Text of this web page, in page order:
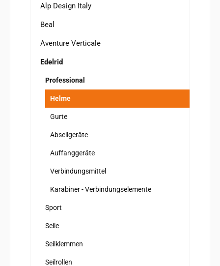
Alp Design Italy
Beal
Aventure Verticale
Edelrid
Professional
Helme
Gurte
Abseilgeräte
Auffanggeräte
Verbindungsmittel
Karabiner - Verbindungselemente
Sport
Seile
Seilklemmen
Seilrollen